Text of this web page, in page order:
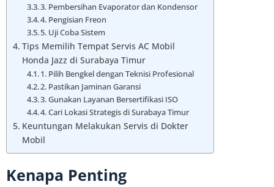
3. Pembersihan Evaporator dan Kondensor
4. Pengisian Freon
5. Uji Coba Sistem
Tips Memilih Tempat Servis AC Mobil
Honda Jazz di Surabaya Timur
1. Pilih Bengkel dengan Teknisi Profesional
2. Pastikan Jaminan Garansi
3. Gunakan Layanan Bersertifikasi ISO
4. Cari Lokasi Strategis di Surabaya Timur
Keuntungan Melakukan Servis di Dokter
Mobil
Kenapa Penting